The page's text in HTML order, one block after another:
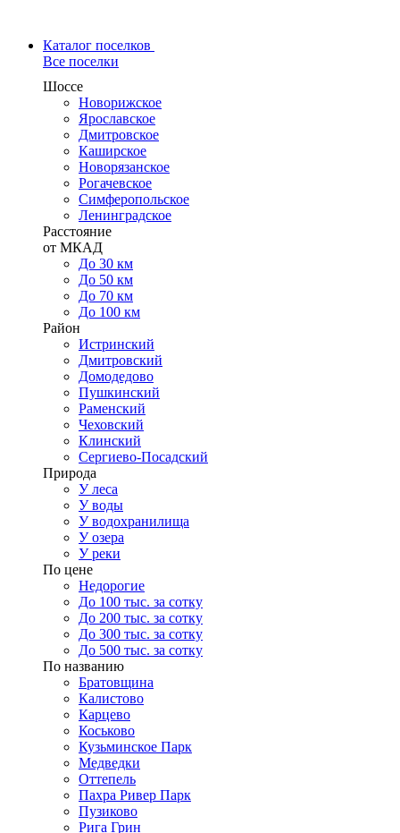
Каталог поселков
Все поселки
Шоссе
Новорижское
Ярославское
Дмитровское
Каширское
Новорязанское
Рогачевское
Симферопольское
Ленинградское
Расстояние
от МКАД
До 30 км
До 50 км
До 70 км
До 100 км
Район
Истринский
Дмитровский
Домодедово
Пушкинский
Раменский
Чеховский
Клинский
Сергиево-Посадский
Природа
У леса
У воды
У водохранилища
У озера
У реки
По цене
Недорогие
До 100 тыс. за сотку
До 200 тыс. за сотку
До 300 тыс. за сотку
До 500 тыс. за сотку
По названию
Братовщина
Калистово
Карцево
Коськово
Кузьминское Парк
Медведки
Оттепель
Пахра Ривер Парк
Пузиково
Рига Грин